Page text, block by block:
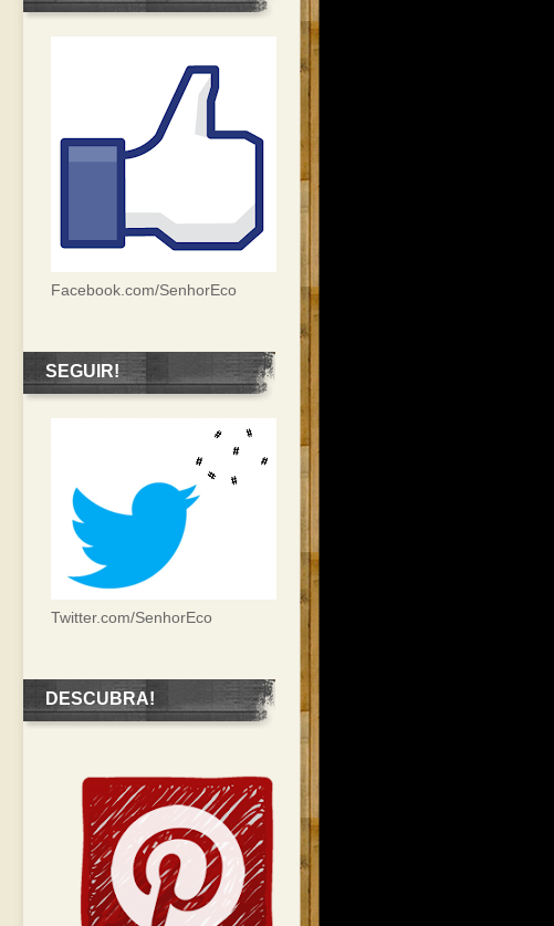
Facebook.com/SenhorEco
SEGUIR!
Twitter.com/SenhorEco
DESCUBRA!